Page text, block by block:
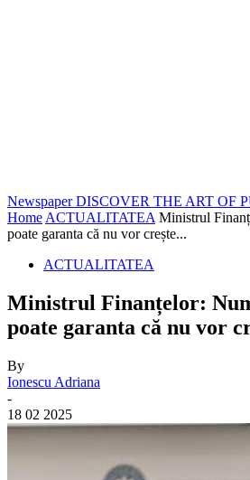
Newspaper DISCOVER THE ART OF
Home ACTUALITATEA Ministrul
poate garanta că nu vor crește...
ACTUALITATEA
Ministrul Finanțelor:
poate garanta că nu vor
By
Ionescu Adriana
-
18 02 2025